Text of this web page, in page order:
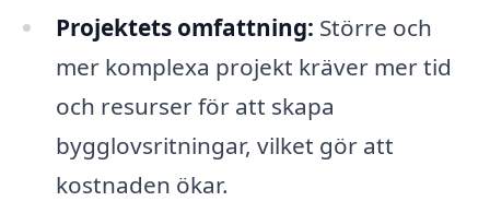
Projektets omfattning: Större och
mer komplexa projekt kräver mer tid
och resurser för att skapa
bygglovsritningar, vilket gör att
kostnaden ökar.